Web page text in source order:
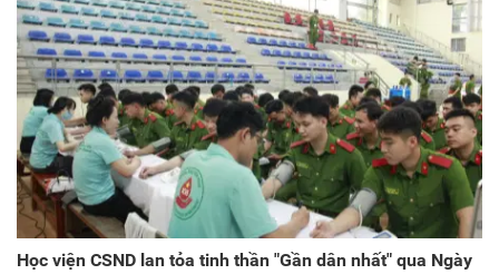
Học viện CSND lan tỏa tinh thần "Gần dân nhất" qua Ngày